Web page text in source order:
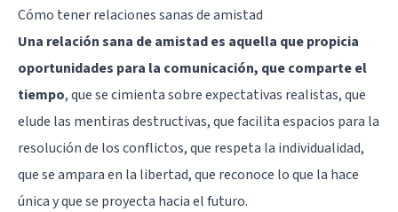
Cómo tener relaciones sanas de amistad
Una relación sana de amistad es aquella que propicia
oportunidades para la comunicación, que comparte el
tiempo, que se cimienta sobre expectativas realistas, que
elude las mentiras destructivas, que facilita espacios para la
resolución de los conflictos, que respeta la individualidad,
que se ampara en la libertad, que reconoce lo que la hace
única y que se proyecta hacia el futuro.